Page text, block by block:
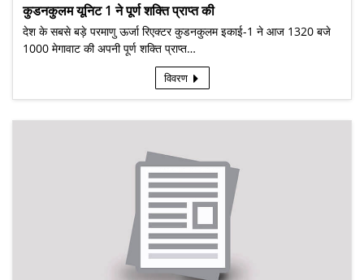
कुडनकुलम यूनिट 1 ने पूर्ण शक्ति प्राप्त की
देश के सबसे बड़े परमाणु ऊर्जा रिएक्टर कुडनकुलम इकाई-1 ने आज 1320 बजे
1000 मेगावाट की अपनी पूर्ण शक्ति प्राप्त…
विवरण